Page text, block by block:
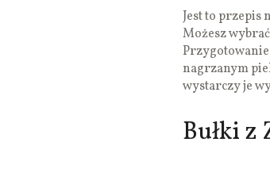
Jest to przepis
Możesz
Przygotowanie
nagrzanym
wystarczy je
Bułki